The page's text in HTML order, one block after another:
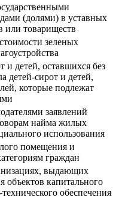
(долями) в уставных
или товариществ
зеленых
и детей, оставшихся без
детей-сирот и детей,
которые подлежат
заявлений
найма жилых
использования
помещения и
граждан
выдающих
объектов капитального
обеспечения